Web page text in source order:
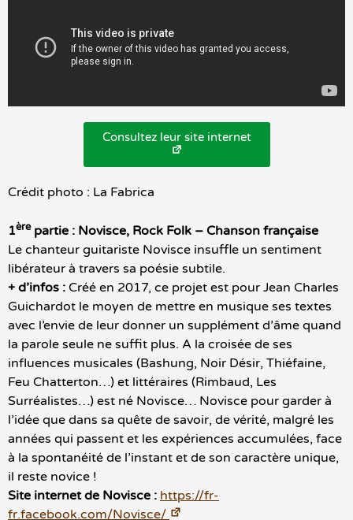
Consultez leur site internet
Crédit photo : La Fabrica
1èrepartie : Novisce, Rock Folk – Chanson française
Le chanteur guitariste Novisce insuffle un sentiment
libérateur à travers sa poésie subtile.
+ d’infos : Créé en 2017, ce projet est pour Jean Charles
Guichardot le moyen de mettre en musique ses textes
avec l’envie de leur donner un supplément d’âme quand
la parole seule ne suffit plus. A la croisée de ses
influences musicales (Bashung, Noir Désir, Thiéfaine,
Feu Chatterton…) et littéraires (Rimbaud, Les
Surréalistes…) est né Novisce… Novisce pour garder à
l’idée que dans sa quête de savoir, de vérité, malgré les
années qui passent et les expériences accumulées, face
à la spontanéité de l’instant et de son caractère unique,
il reste novice !
Site internet de Novisce : https://fr-
fr.facebook.com/Novisce/